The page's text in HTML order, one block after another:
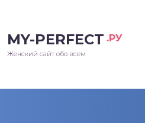
MY-PERFECT .РУ
Женский сайт обо всем